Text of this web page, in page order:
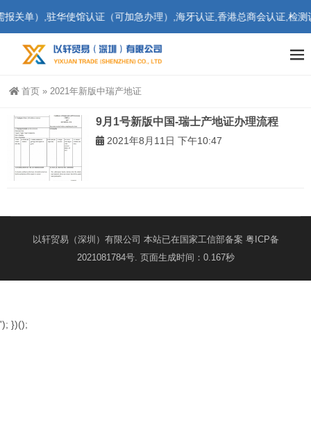
关单）,驻华使馆认证（可加急办理）,海牙认证,香港总商会认证,检测
首页 » 2021年新版中瑞产地证
9月1号新版中国-瑞士产地证办理流程
2021年8月11日 下午10:47
以轩贸易（深圳）有限公司 本站已在国家工信部备案 粤ICP备
2021081784号. 页面生成时间：0.167秒
'); })();